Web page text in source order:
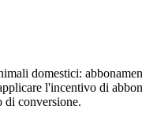
domestici:
l'incentivo di
di conversione.